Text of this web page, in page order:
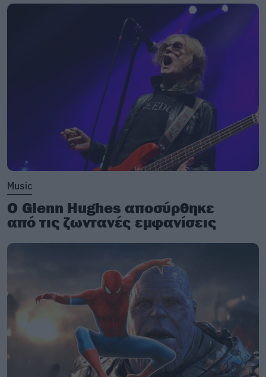
Music
Ο Glenn Hughes αποσύρθηκε
από τις ζωντανές εμφανίσεις